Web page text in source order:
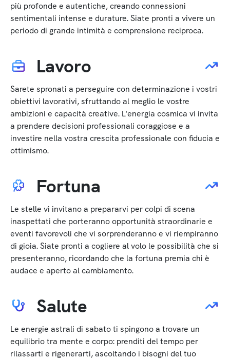
più profonde e autentiche, creando connessioni
sentimentali intense e durature. Siate pronti a vivere un
periodo di grande intimità e comprensione reciproca.
Lavoro
Sarete spronati a perseguire con determinazione i vostri
obiettivi lavorativi, sfruttando al meglio le vostre
ambizioni e capacità creative. L'energia cosmica vi invita
a prendere decisioni professionali coraggiose e a
investire nella vostra crescita professionale con fiducia e
ottimismo.
Fortuna
Le stelle vi invitano a prepararvi per colpi di scena
inaspettati che porteranno opportunità straordinarie e
eventi favorevoli che vi sorprenderanno e vi riempiranno
di gioia. Siate pronti a cogliere al volo le possibilità che si
presenteranno, ricordando che la fortuna premia chi è
audace e aperto al cambiamento.
Salute
Le energie astrali di sabato ti spingono a trovare un
equilibrio tra mente e corpo: prenditi del tempo per
rilassarti e rigenerarti, ascoltando i bisogni del tuo